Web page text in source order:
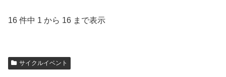
16 件中 1 から 16 まで表示
サイクルイベント